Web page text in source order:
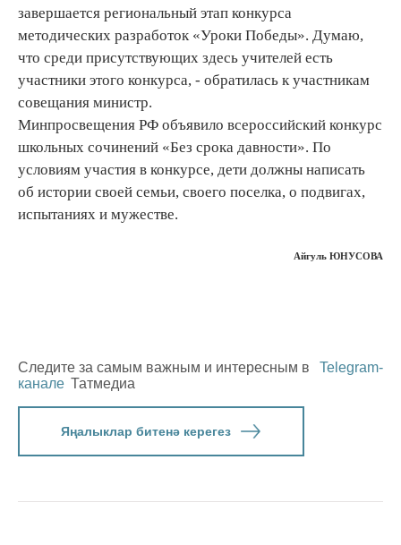
завершается региональный этап конкурса
методических разработок «Уроки Победы». Думаю,
что среди присутствующих здесь учителей есть
участники этого конкурса, - обратилась к участникам
совещания министр.
Минпросвещения РФ объявило всероссийский конкурс
школьных сочинений «Без срока давности». По
условиям участия в конкурсе, дети должны написать
об истории своей семьи, своего поселка, о подвигах,
испытаниях и мужестве.
Айгуль ЮНУСОВА
Следите за самым важным и интересным в
Telegram-
канале Татмедиа
Яңалыклар битенә керегез